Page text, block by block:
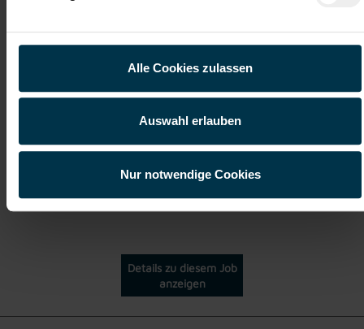
Alle Cookies zulassen
Auswahl erlauben
Nur notwendige Cookies
ab EUR 2.376,41
Details zu diesem Job
anzeigen